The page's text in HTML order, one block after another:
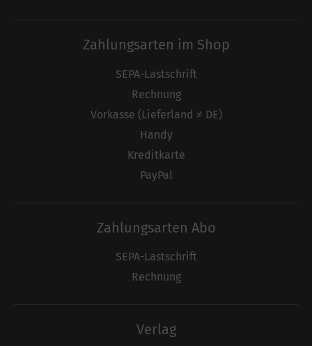
Zahlungsarten im Shop
SEPA-Lastschrift
Rechnung
Vorkasse (Lieferland ≠ DE)
Handy
Kreditkarte
PayPal
Zahlungsarten Abo
SEPA-Lastschrift
Rechnung
Verlag